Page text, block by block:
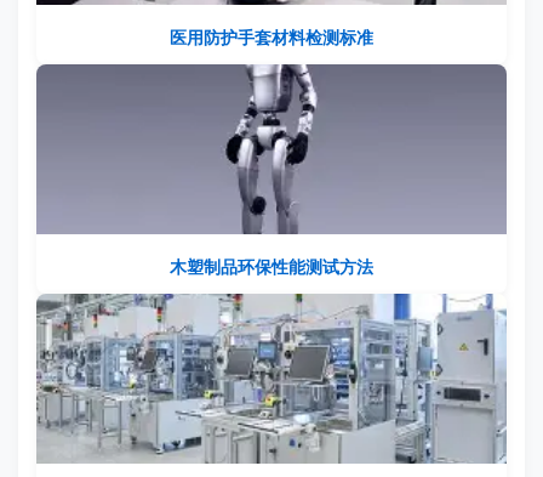
医用防护手套材料检测标准
木塑制品环保性能测试方法